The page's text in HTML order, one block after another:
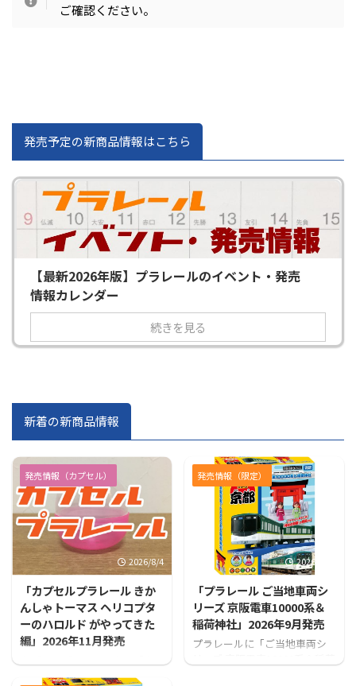
ご確認ください。
発売予定の新商品情報はこちら
【最新2026年版】プラレールのイベント・発売
情報カレンダー
続きを見る
新着の新商品情報
発売情報（カプセル）
2026/8/4
「カプセルプラレール きか
んしゃトーマス ヘリコプタ
ーのハロルド がやってきた
編」2026年11月発売
プセルプラレール きかんしゃ
発売情報（限定）
2026/7/31
「プラレール ご当地車両シ
リーズ 京阪電車10000系＆
稲荷神社」2026年9月発売
プラレールに「ご当地車両シ